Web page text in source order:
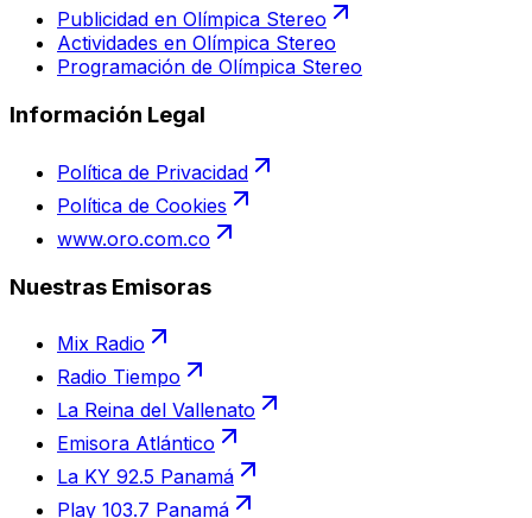
Publicidad en Olímpica Stereo
Actividades en Olímpica Stereo
Programación de Olímpica Stereo
Información Legal
Política de Privacidad
Política de Cookies
www.oro.com.co
Nuestras Emisoras
Mix Radio
Radio Tiempo
La Reina del Vallenato
Emisora Atlántico
La KY 92.5 Panamá
Play 103.7 Panamá